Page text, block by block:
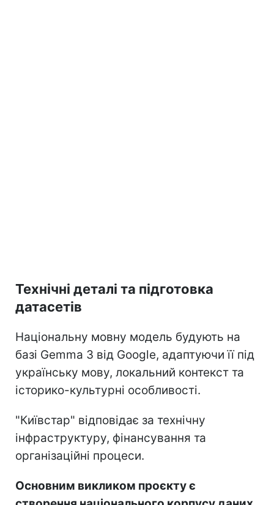
Технічні деталі та підготовка
датасетів
Національну мовну модель будують на
базі Gemma 3 від Google, адаптуючи її під
українську мову, локальний контекст та
історико-культурні особливості.
"Київстар" відповідає за технічну
інфраструктуру, фінансування та
організаційні процеси.
Основним викликом проєкту є